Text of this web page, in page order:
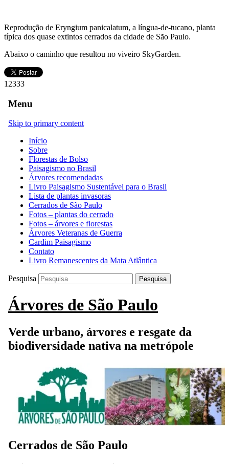
Reprodução de Eryngium panicalatum, a língua-de-tucano, planta
típica dos quase extintos cerrados da cidade de São Paulo.
Abaixo o caminho que resultou no viveiro SkyGarden.
12333